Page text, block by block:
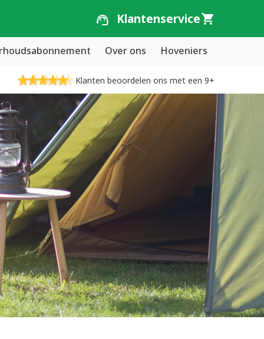
Klantenservice
Over ons Hoveniers
Klanten beoordelen ons met een 9+